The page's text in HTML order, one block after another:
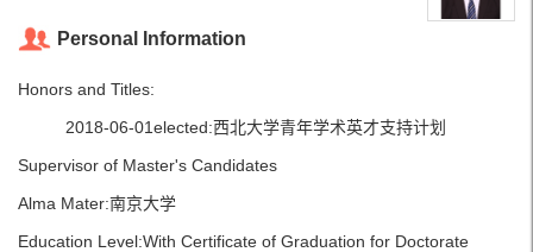
Personal Information
Honors and Titles:
2018-06-01elected:西北大学青年学术英才支持计划
Supervisor of Master's Candidates
Alma Mater:南京大学
Education Level:With Certificate of Graduation for Doctorate